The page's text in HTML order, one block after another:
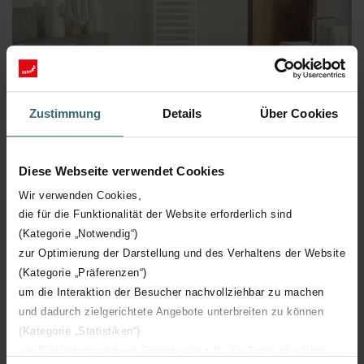
Zustimmung Details Über Cookies
Diese Webseite verwendet Cookies
Wir verwenden Cookies,
die für die Funktionalität der Website erforderlich sind
(Kategorie „Notwendig“)
zur Optimierung der Darstellung und des Verhaltens der Website
(Kategorie „Präferenzen“)
um die Interaktion der Besucher nachvollziehbar zu machen
und dadurch zielgerichtete Angebote unterbreiten zu können
(Kategorie „Statistiken“)
Ingetogen en modern
disponible dans l'une des nombreuses couleurs de la gamme
Zehnder World of Colours. Vous pouvez ainsi donner à ce modèle
modeste un aspect plus vivant. Optez donc pour un modèle
silencieux en blanc qui se fond dans la pièce ou pour un Quaro
dans l'une des couleurs tendance du moment pour faire une